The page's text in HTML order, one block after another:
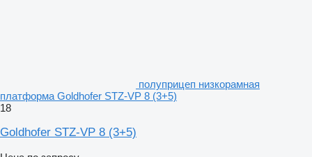
полуприцеп низкорамная
платформа Goldhofer STZ-VP 8 (3+5)
18
Goldhofer STZ-VP 8 (3+5)